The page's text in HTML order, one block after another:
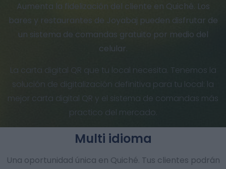
Aumenta la fidelización del cliente en Quiché. Los
bares y restaurantes de Joyabaj pueden disfrutar de
un sistema de comandas gratuito por medio del
celular.
La carta digital QR que tu local necesita. Tenemos la
solución de digitalización definitiva para tu local: la
mejor carta digital QR y el sistema de comandas más
practico del mercado.
Una oportunidad única en Quiché. Tus clientes podrán
Multi idioma